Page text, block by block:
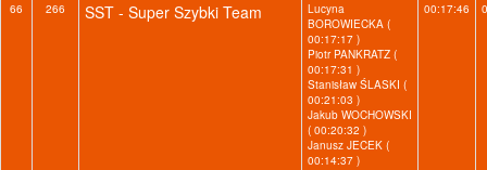
66 266 SST - Super Szybki Team
Lucyna
BOROWIECKA (
00:17:17 )
Piotr PANKRATZ (
00:17:31 )
Stanisław ŚLASKI (
00:21:03 )
Jakub WOCHOWSKI
( 00:20:32 )
Janusz JECEK (
00:14:37 )
00:17:46